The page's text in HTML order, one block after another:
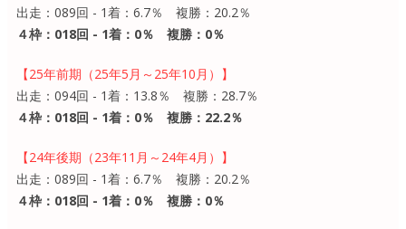
出走：089回 - 1着：6.7％ 複勝：20.2％
４枠：018回 - 1着：0％ 複勝：0％
【25年前期（25年5月～25年10月）】
出走：094回 - 1着：13.8％ 複勝：28.7％
４枠：018回 - 1着：0％ 複勝：22.2％
【24年後期（23年11月～24年4月）】
出走：089回 - 1着：6.7％ 複勝：20.2％
４枠：018回 - 1着：0％ 複勝：0％